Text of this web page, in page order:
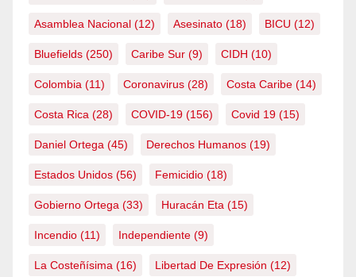
Asamblea Nacional (12) Asesinato (18) BICU (12)
Bluefields (250) Caribe Sur (9) CIDH (10)
Colombia (11) Coronavirus (28) Costa Caribe (14)
Costa Rica (28) COVID-19 (156) Covid 19 (15)
Daniel Ortega (45) Derechos Humanos (19)
Estados Unidos (56) Femicidio (18)
Gobierno Ortega (33) Huracán Eta (15)
Incendio (11) Independiente (9)
La Costeñísima (16) Libertad De Expresión (12)